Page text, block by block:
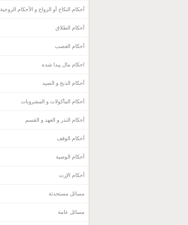
أحكام النكاح أو الزواج و الأحكام الزوجية
أحكام الطلاق
أحكام الغصب
احکام مال پیدا شده
أحكام الذبح و الصيد
أحكام المأكولات و المشروبات
أحكام النذر و العهد و القسم
أحكام الوقف
أحكام الوصية
أحكام الإرث
مسائل مستحدثة
مسائل عامة